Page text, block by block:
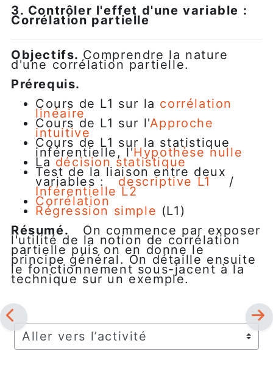
3. Contrôler l'effet d'une variable :
Corrélation partielle
Objectifs. Comprendre la nature
d'une corrélation partielle.
Prérequis.
Cours de L1 sur la corrélation
linéaire
Cours de L1 sur l'Approche
intuitive
Cours de L1 sur la statistique
inférentielle, l'Hypothèse nulle
La décision statistique
Test de la liaison entre deux
variables :descriptive L1 /
Inférentielle L2
Corrélation
Régression simple (L1)
Résumé. On commence par exposer
l'utilité de la notion de corrélation
partielle puis on en donne le
principe général. On détaille ensuite
le fonctionnement sous-jacent à la
technique sur un exemple.
Aller vers l’activité